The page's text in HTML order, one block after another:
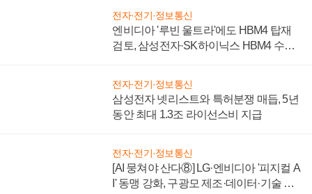
전자·전기·정보통신
엔비디아 '루빈 울트라'에도 HBM4 탑재
검토, 삼성전자·SK하이닉스 HBM4 수율
전자·전기·정보통신
삼성전자 넷리스트와 특허분쟁 매듭, 5년
동안 최대 1.3조 라이선스비 지급
전자·전기·정보통신
[AI 뭉쳐야 산다⑧] LG·엔비디아 '피지컬 A
I' 동맹 강화, 구광모 제조·데이터·기술 결